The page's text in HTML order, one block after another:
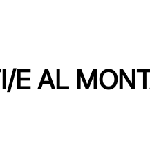
E AL